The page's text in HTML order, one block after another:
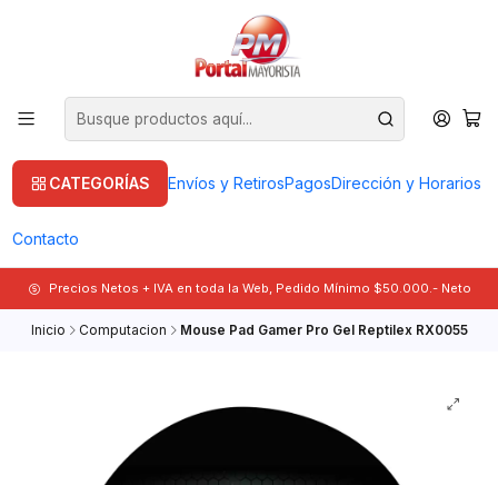
CATEGORÍAS Envíos y RetirosPagosDirección y Horarios
Contacto
Precios Netos + IVA en toda la Web, Pedido Mínimo $50.000.- Neto
Inicio Computacion Mouse Pad Gamer Pro Gel Reptilex RX0055